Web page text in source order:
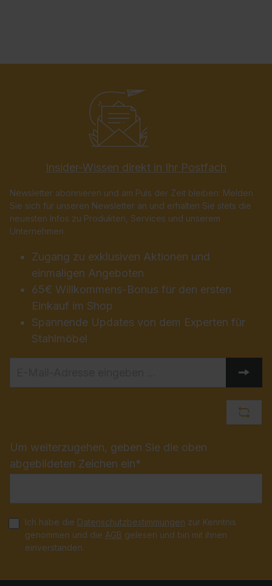
Insider-Wissen direkt in Ihr Postfach
Newsletter abonnieren und am Puls der Zeit bleiben: Melden
Sie sich für unseren Newsletter an und erhalten Sie stets die
neuesten Infos zu Produkten, Services und unserem
Unternehmen.
Zugang zu exklusiven Aktionen und
einmaligen Angeboten
65€ Willkommens-Bonus für den ersten
Einkauf im Shop
Spannende Updates von dem Experten für
Stahlmöbel
Um weiterzugehen, geben Sie die oben
abgebildeten Zeichen ein*
Ich habe die Datenschutzbestimmungen zur Kenntnis
genommen und die AGB gelesen und bin mit ihnen
einverstanden.